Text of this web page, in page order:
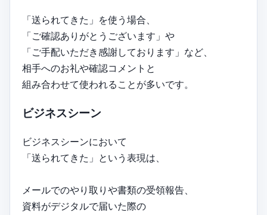
「送られてきた」を使う場合、
「ご確認ありがとうございます」や
「ご手配いただき感謝しております」など、
相手へのお礼や確認コメントと
組み合わせて使われることが多いです。
ビジネスシーン
ビジネスシーンにおいて
「送られてきた」という表現は、
メールでのやり取りや書類の受領報告、
資料がデジタルで届いた際の